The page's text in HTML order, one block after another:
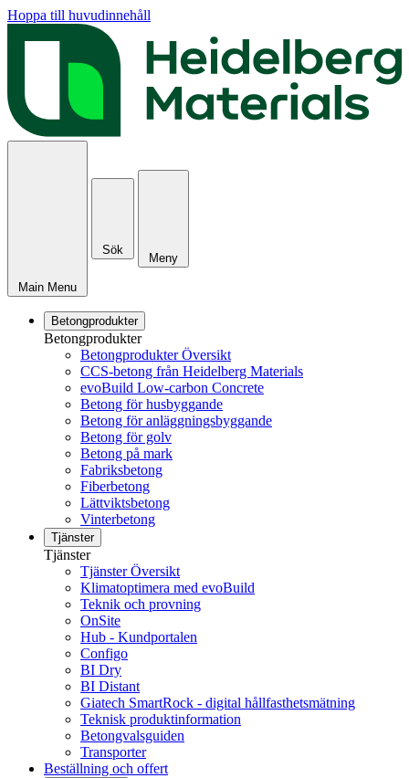
Hoppa till huvudinnehåll
Main Menu
Sök
Meny
Betongprodukter
Betongprodukter
Betongprodukter Översikt
CCS-betong från Heidelberg Materials
evoBuild Low-carbon Concrete
Betong för husbyggande
Betong för anläggningsbyggande
Betong för golv
Betong på mark
Fabriksbetong
Fiberbetong
Lättviktsbetong
Vinterbetong
Tjänster
Tjänster
Tjänster Översikt
Klimatoptimera med evoBuild
Teknik och provning
OnSite
Hub - Kundportalen
Configo
BI Dry
BI Distant
Giatech SmartRock - digital hållfasthetsmätning
Teknisk produktinformation
Betongvalsguiden
Transporter
Beställning och offert